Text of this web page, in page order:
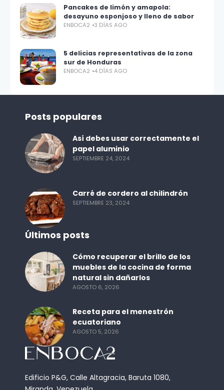
Pancakes de limón y amapola:
desayuno esponjoso y lleno de sabor
ENBOCA2 3 DÍAS AGO
5 delicias representativas de la zona
sur de Honduras
ENBOCA2 4 DÍAS AGO
Edificio P&G, Calle Altagracia, Baruta 1080,
Posts populares
Así debes usar correctamente el
papel aluminio
SEPTIEMBRE 24, 2024
Carré de cordero al chilindrón
SEPTIEMBRE 23, 2024
Últimos posts
Cómo recuperar el brillo de los
muebles de la cocina de forma
natural sin dañarlos
AGOSTO 6, 2026
Receta para el menestrón
ecuatoriano
AGOSTO 5, 2026